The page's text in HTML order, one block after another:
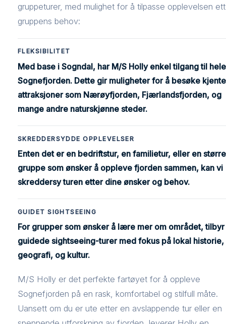
gruppeturer, med mulighet for å tilpasse opplevelsen
gruppens behov:
FLEKSIBILITET
Med base i Sogndal, har M/S Holly enkel tilgang til hele
Sognefjorden. Dette gir muligheter for å besøke kjente
attraksjoner som Nærøyfjorden, Fjærlandsfjorden, og
mange andre naturskjønne steder.
SKREDDERSYDDE OPPLEVELSER
Enten det er en bedriftstur, en familietur, eller en større
gruppe som ønsker å oppleve fjorden sammen, kan vi
skreddersy turen etter dine ønsker og behov.
GUIDET SIGHTSEEING
For grupper som ønsker å lære mer om området,
guidede sightseeing-turer med fokus på lokal historie,
geografi, og kultur.
M/S Holly er det perfekte fartøyet for å oppleve
Sognefjorden på en rask, komfortabel og stilfull måte.
Uansett om du er ute etter en avslappende tur eller en